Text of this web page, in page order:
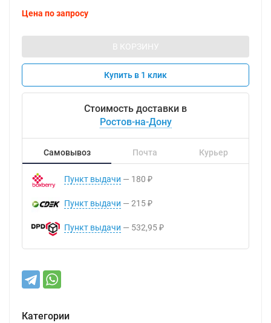
Цена по запросу
В КОРЗИНУ
Купить в 1 клик
Стоимость доставки в
Ростов-на-Дону
Самовывоз Почта Курьер
Пункт выдачи 180 ₽
Пункт выдачи 215 ₽
Пункт выдачи 532,95 ₽
Категории